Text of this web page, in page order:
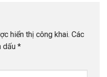
hiển thị công khai. Các
dấu *